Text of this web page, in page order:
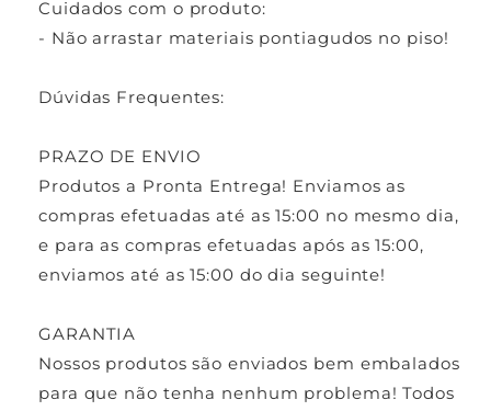
Cuidados com o produto:
- Não arrastar materiais pontiagudos no piso!
Dúvidas Frequentes:
PRAZO DE ENVIO
Produtos a Pronta Entrega! Enviamos as
compras efetuadas até as 15:00 no mesmo dia,
e para as compras efetuadas após as 15:00,
enviamos até as 15:00 do dia seguinte!
GARANTIA
Nossos produtos são enviados bem embalados
para que não tenha nenhum problema! Todos